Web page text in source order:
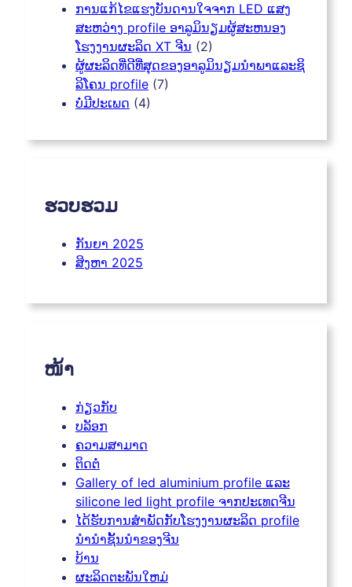
ການແກ້ໄຂແຮງບັນດານໃຈຈາກ LED ແສງ
ສະຫວ່າງ profile ອາລູມິນຽມຜູ້ສະຫນອງ
ໂຮງງານຜະລິດ XT ຈີນ (2)
ຜູ້ຜະລິດທີ່ດີທີ່ສຸດຂອງອາລູມິນຽມນໍາພາແລະຊິ
ລິໂຄນ profile (7)
ບໍ່ມີປະເພດ (4)
ຮວບຮວມ
ກັນຍາ 2025
ສິງຫາ 2025
ໜ້າ
ກ່ຽວກັບ
ບລັອກ
ຄວາມສາມາດ
ຕິດຕໍ່
Gallery of led aluminium profile ແລະ
silicone led light profile ຈາກປະເທດຈີນ
ໄດ້​ຮັບ​ການ​ສໍາ​ພັດ​ກັບ​ໂຮງ​ງານ​ຜະ​ລິດ profile
ນໍາ​ນໍາ​ຊັ້ນ​ນໍາ​ຂອງ​ຈີນ​
ບ້ານ
ຜະລິດຕະພັນໃຫມ່